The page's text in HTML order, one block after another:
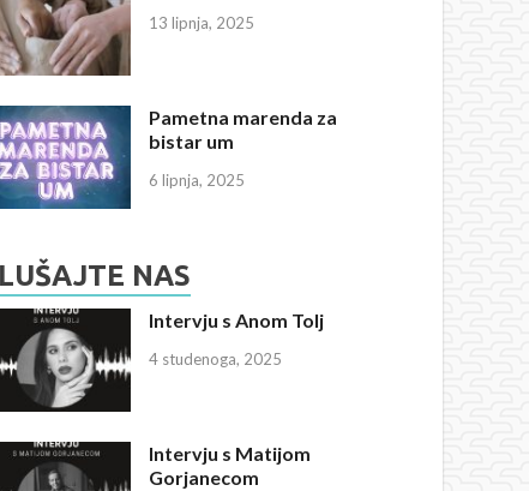
13 lipnja, 2025
Pametna marenda za
bistar um
6 lipnja, 2025
NAS
Intervju s Anom Tolj
4 studenoga, 2025
Intervju s Matijom
Gorjanecom